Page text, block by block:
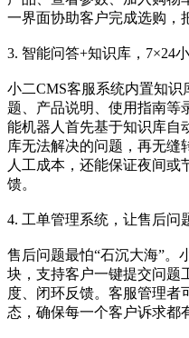
一界面协助客户完成选购，
3. 智能问答+知识库，7×24
小二CMS客服系统内置知
题、产品说明、使用指南等
能机器人首先基于知识库自
库无法解决的问题，再无缝
人工成本，还能保证夜间或
馈。
4. 工单管理系统，让售后问
售后问题最怕“石沉大海”。
块，支持客户一键提交问题
度、闭环反馈。客服管理者
态，确保每一个客户诉求都